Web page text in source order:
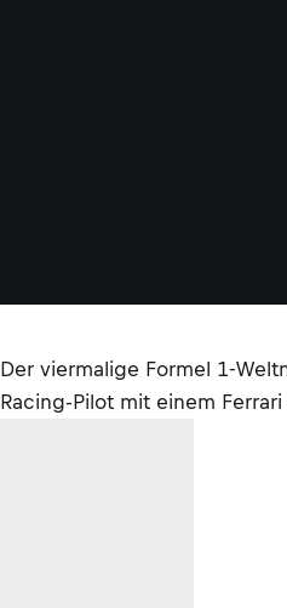
Der viermalige Formel 1-
Racing-Pilot mit einem